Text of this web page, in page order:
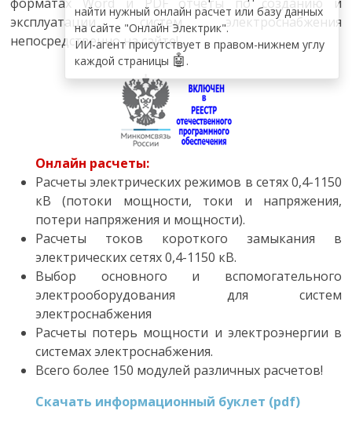
найти нужный онлайн расчет или базу данных
на сайте "Онлайн Электрик".
ИИ-агент присутствует в правом-нижнем углу
каждой страницы 🤖 .
эксплуатации систем электроснабжения
непосредственно на сайте!
Онлайн расчеты:
Расчеты электрических режимов в сетях 0,4-1150
кВ (потоки мощности, токи и напряжения,
потери напряжения и мощности).
Расчеты токов короткого замыкания в
электрических сетях 0,4-1150 кВ.
Выбор основного и вспомогательного
электрооборудования для систем
электроснабжения
Расчеты потерь мощности и электроэнергии в
системах электроснабжения.
Всего более 150 модулей различных расчетов!
Скачать информационный буклет (pdf)